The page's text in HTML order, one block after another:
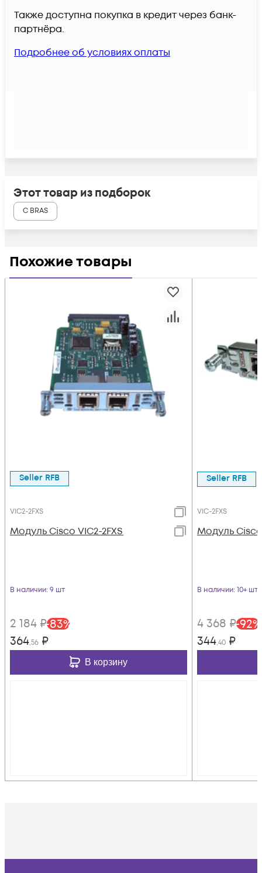
Также доступна покупка в кредит через банк-
партнёра.
Подробнее об условиях оплаты
Этот товар из подборок
С BRAS
Похожие товары
Seller RFB
VIC2-2FXS
Модуль Cisco VIC2-2FXS
В наличии: 9 шт
2 184 ₽-83%
364,56 ₽
В корзину
Seller RFB
VIC-2FXS
Модуль Cisco
В наличии: 10+ шт
4 368 ₽-92%
344,40 ₽